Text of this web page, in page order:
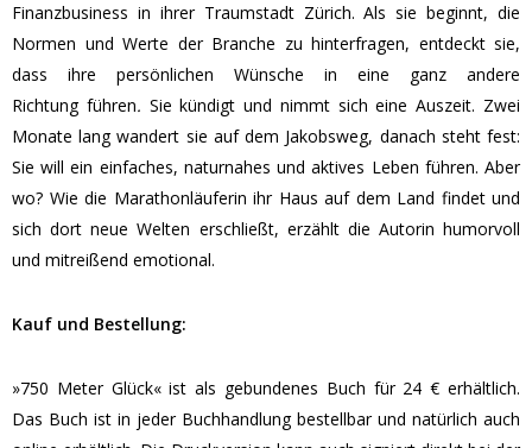
Finanzbusiness in ihrer Traumstadt Zürich. Als sie beginnt, die
Normen und Werte der Branche zu hinterfragen, entdeckt sie,
dass ihre persönlichen Wünsche in eine ganz andere
Richtung führen. Sie kündigt und nimmt sich eine Auszeit. Zwei
Monate lang wandert sie auf dem Jakobsweg, danach steht fest:
Sie will ein einfaches, naturnahes und aktives Leben führen. Aber
wo? Wie die Marathonläuferin ihr Haus auf dem Land findet und
sich dort neue Welten erschließt, erzählt die Autorin humorvoll
und mitreißend emotional.
Kauf und Bestellung:
»750 Meter Glück« ist als gebundenes Buch für 24 € erhältlich.
Das Buch ist in jeder Buchhandlung bestellbar und natürlich auch